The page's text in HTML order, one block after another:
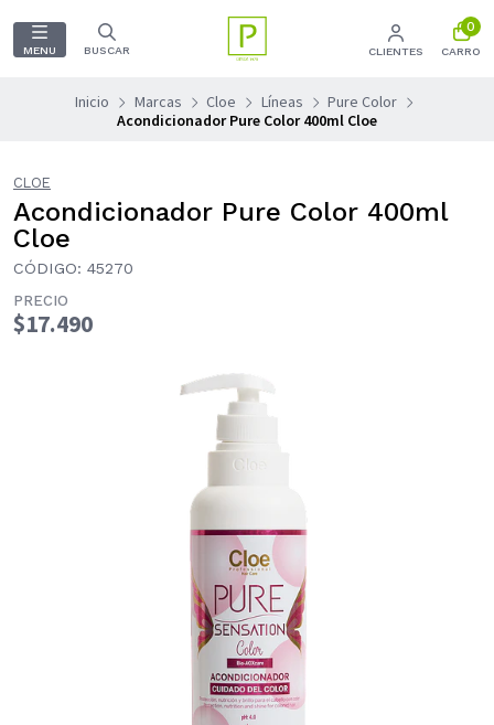
MENU BUSCAR CLIENTES
0
CARRO
Inicio Marcas Cloe Líneas
Pure Color
Acondicionador Pure Color 400ml Cloe
CLOE
Acondicionador Pure Color 400ml
Cloe
CÓDIGO: 45270
PRECIO
$17.490